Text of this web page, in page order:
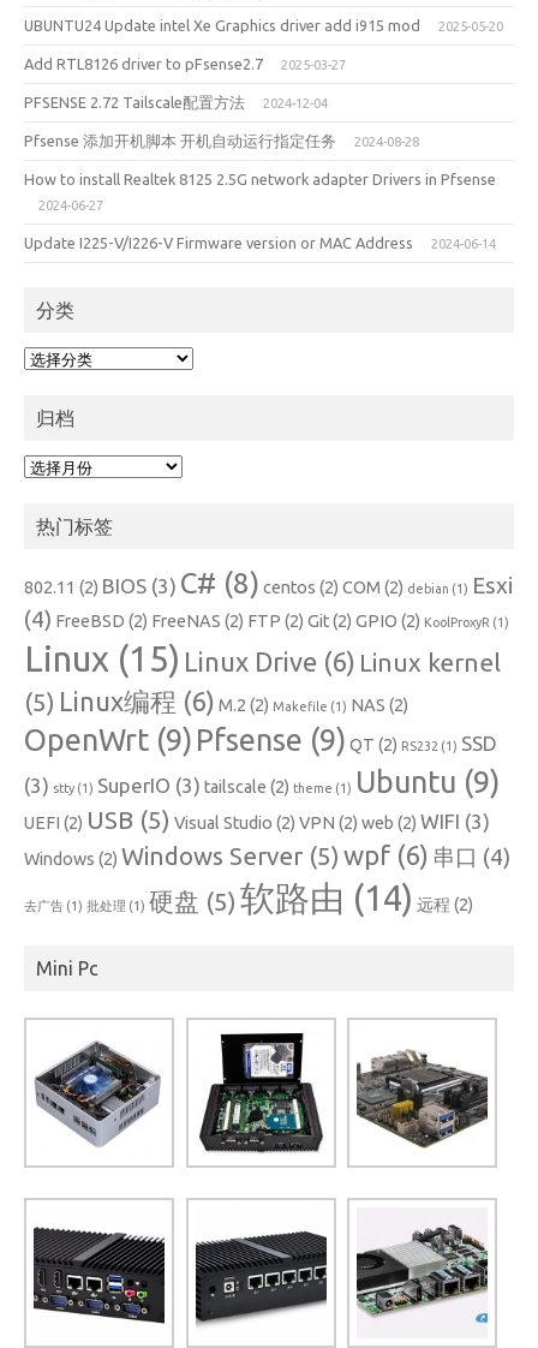
UBUNTU24 Update intel Xe Graphics driver add i915 mod 2025-05-20
Add RTL8126 driver to pFsense2.7 2025-03-27
PFSENSE 2.72 Tailscale配置方法 2024-12-04
Pfsense 添加开机脚本 开机自动运行指定任务 2024-08-28
How to install Realtek 8125 2.5G network adapter Drivers in Pfsense
2024-06-27
Update I225-V/I226-V Firmware version or MAC Address 2024-06-14
分类
分
归档
归
热门标签
802.11 (2) BIOS (3) C# (8) centos (2) COM (2) debian (1) Esxi
(4) FreeBSD (2) FreeNAS (2) FTP (2) Git(2) GPIO (2) KoolProxyR (1)
Linux (15) Linux Drive (6) Linux kernel
(5) Linux编程 (6) M.2 (2) Makefile (1) NAS (2)
OpenWrt (9) Pfsense (9) QT (2) RS232 (1) SSD
(3) stty (1) SuperIO (3) tailscale (2) theme (1) Ubuntu (9)
UEFI (2) USB (5) Visual Studio (2) VPN (2) web (2) WIFI (3)
Windows (2) Windows Server (5) wpf (6) 串口 (4)
去广告 (1) 批处理 (1) 硬盘 (5) 软路由 (14) 远程 (2)
Mini Pc